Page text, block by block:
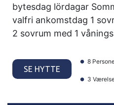
bytesdag lördagar
valfri ankomstdag 1
2 sovrum med 1
SE HYTTE
8
3